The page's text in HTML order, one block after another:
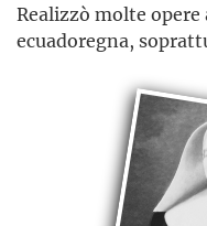
Realizzò molte
ecuadoregna,